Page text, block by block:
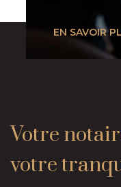
EN SAVOIR
Votre
votre